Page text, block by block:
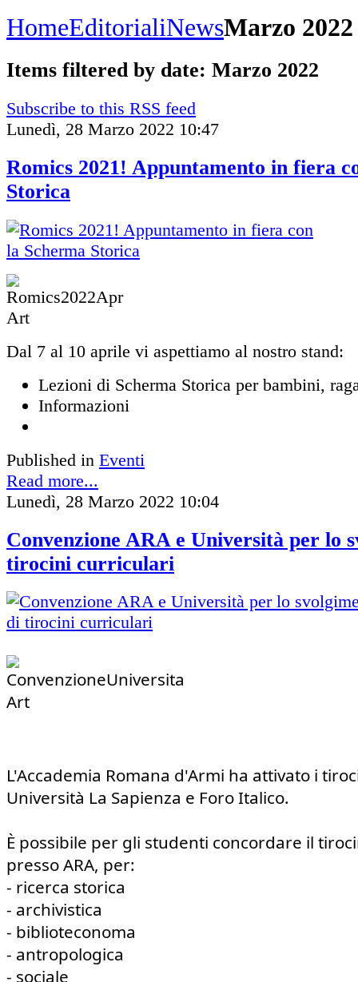
HomeEditorialiNewsMarzo 2022
Items filtered by date: Marzo 2022
Subscribe to this RSS feed
Lunedì, 28 Marzo 2022 10:47
Romics 2021! Appuntamento in fiera
Storica
Dal 7 al 10 aprile vi aspettiamo al nostro stand:
Lezioni di Scherma Storica per bambini,
Informazioni
Published in Eventi
Read more...
Lunedì, 28 Marzo 2022 10:04
Convenzione ARA e Università per lo
tirocini curriculari
L'Accademia Romana d'Armi ha attivato i
Università La Sapienza e Foro Italico.
È possibile per gli studenti concordare il
presso ARA, per:
- ricerca storica
- archivistica
- biblioteconoma
- antropologica
- sociale